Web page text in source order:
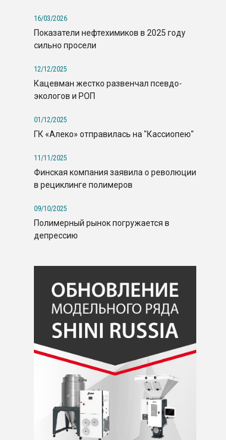
16/03/2026
Показатели нефтехимиков в 2025 году
сильно просели
12/12/2025
Кацевман жестко развенчал псевдо-
экологов и РОП
01/12/2025
ГК «Алеко» отправилась на "Кассиопею"
11/11/2025
Финская компания заявила о революции
в рециклинге полимеров
09/10/2025
Полимерный рынок погружается в
депрессию